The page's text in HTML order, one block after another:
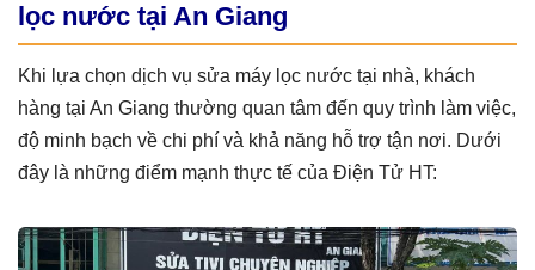
lọc nước tại An Giang
Khi lựa chọn dịch vụ sửa máy lọc nước tại nhà, khách
hàng tại An Giang thường quan tâm đến quy trình làm việc,
độ minh bạch về chi phí và khả năng hỗ trợ tận nơi. Dưới
đây là những điểm mạnh thực tế của Điện Tử HT: